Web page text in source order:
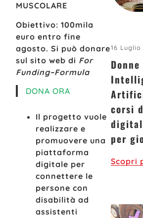
MUSCOLARE
Obiettivo: 100mila
euro entro fine
agosto. Si può donare
sul sito web di For
Funding–Formula
DONA ORA
Il progetto vuole
realizzare e
promuovere una
piattaforma
digitale per
connettere le
persone con
disabilità ad
assistenti
16 Luglio
Donne
corsi
per
Scopri